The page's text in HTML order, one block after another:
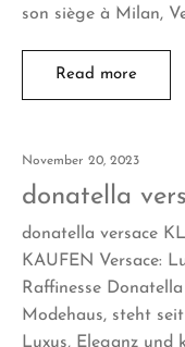
son siège à Milan,
Read more
November 20, 2023
donatella
donatella versace
KAUFEN Versace:
Raffinesse
Modehaus, steht
Luxus, Eleganz und